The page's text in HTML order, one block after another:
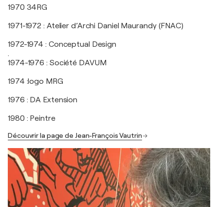
1970 34RG
1971-1972 : Atelier d’Archi Daniel Maurandy (FNAC)
1972-1974 : Conceptual Design
.
1974-1976 : Société DAVUM
1974 :logo MRG
1976 : DA Extension
1980 : Peintre
Découvrir la page de Jean-François Vautrin